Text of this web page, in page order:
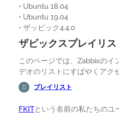
• Ubuntu 18.04
• Ubuntu 19.04
• ザッビック4.4.0
ザビックスプレイリス
このページでは、Zabbixのイ
デオのリストにすばやくアク
プレイリスト
FKITという名前の私たちのユ